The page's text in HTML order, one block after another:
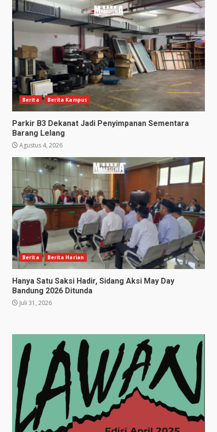
Berita Berita Kampus
Parkir B3 Dekanat Jadi Penyimpanan Sementara
Barang Lelang
Agustus 4, 2026
Berita Berita Harian
Hanya Satu Saksi Hadir, Sidang Aksi May Day
Bandung 2026 Ditunda
Juli 31, 2026